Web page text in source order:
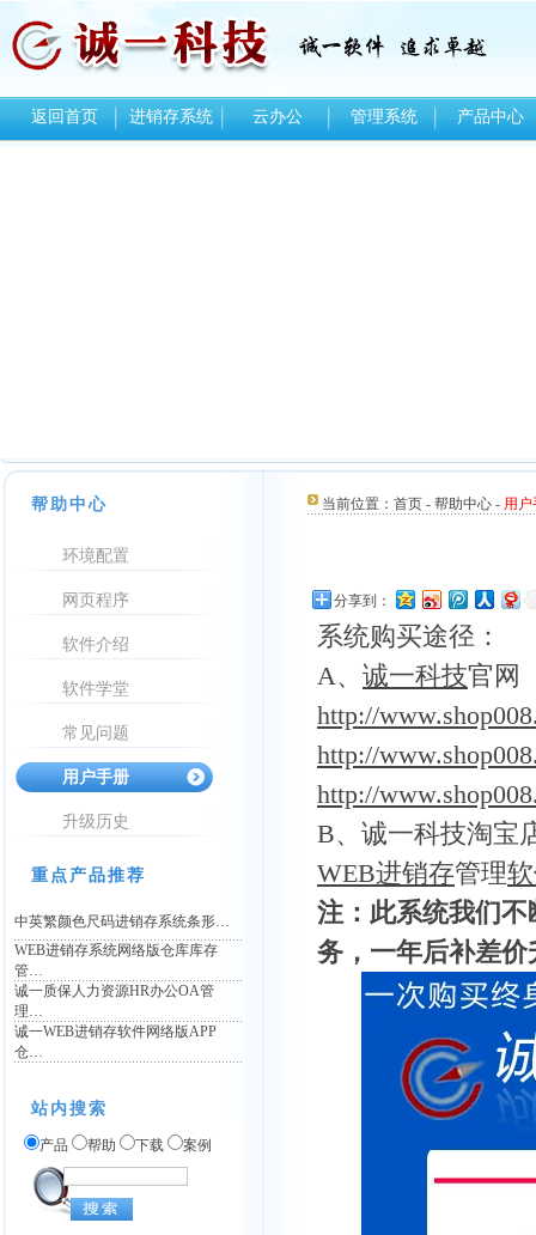
返回首页 进销存系统 云办公 管理系统 产品中心
帮助中心
环境配置
网页程序
软件介绍
软件学堂
常见问题
用户手册
升级历史
重点产品推荐
中英繁颜色尺码进销存系统条形…
WEB进销存系统网络版仓库库存
管…
诚一质保人力资源HR办公OA管
理…
诚一WEB进销存软件网络版APP
仓…
站内搜索
产品 帮助 下载 案例
当前位置： 首页 - 帮助中心 - 用户
分享到：
系统购买途径：
A、 诚一科技官网
http://
http://
http://
B、诚一科技淘宝
WEB进销存管理
注：此系统我们
务，一年后补差价